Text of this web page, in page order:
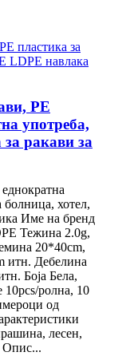
PE
употреба,
ракави за
хотел,
Име на бренд
Тежина 2.0g,
20*40cm,
итн. Дебелина
Боја Бела,
10pcs/ролна, 10
од
лесен,